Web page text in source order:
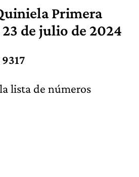
Primera
de julio de 2024
lista de números